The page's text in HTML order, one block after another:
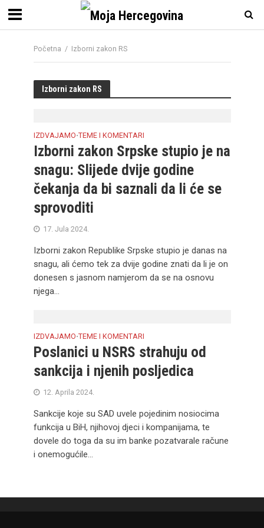
Početna / Izborni zakon RS
Izborni zakon RS
IZDVAJAMO•TEME I KOMENTARI
Izborni zakon Srpske stupio je na
snagu: Slijede dvije godine
čekanja da bi saznali da li će se
sprovoditi
17. Jula 2024.
Izborni zakon Republike Srpske stupio je danas na
snagu, ali ćemo tek za dvije godine znati da li je on
donesen s jasnom namjerom da se na osnovu
njega...
IZDVAJAMO•TEME I KOMENTARI
Poslanici u NSRS strahuju od
sankcija i njenih posljedica
12. Aprila 2024.
Sankcije koje su SAD uvele pojedinim nosiocima
funkcija u BiH, njihovoj djeci i kompanijama, te
dovele do toga da su im banke pozatvarale račune
i onemogućile...